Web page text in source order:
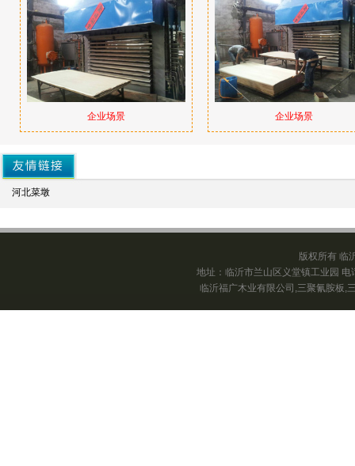
企业场景 企业场景
河北菜墩
版权所有 临
地址：临沂市兰山区义堂镇工业园 电
临沂福广木业有限公司 ,三聚氰胺板 ,